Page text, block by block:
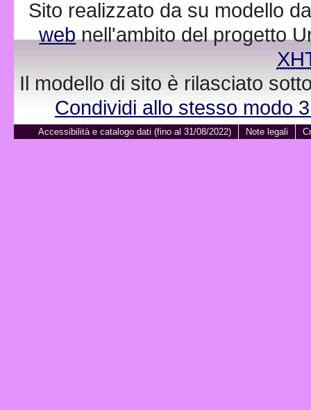
Sito realizzato da su modello
webnell'ambito del progetto
Il modello di sito è rilasciato
Condividi allo stesso modo
Accessibilità e catalogo dati (fino al 31/08/2022) Note legali